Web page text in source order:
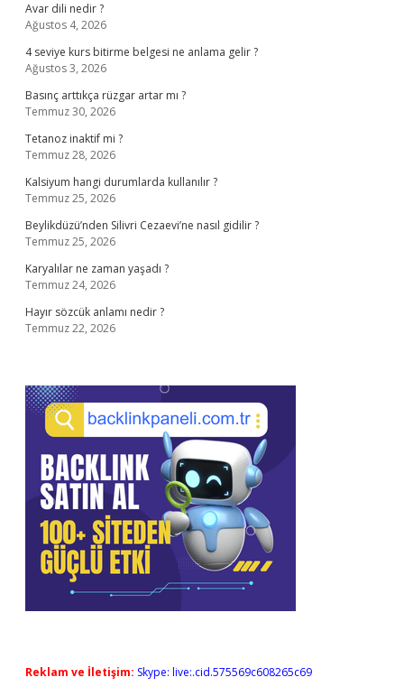
Avar dili nedir ?
Ağustos 4, 2026
4 seviye kurs bitirme belgesi ne anlama gelir ?
Ağustos 3, 2026
Basınç arttıkça rüzgar artar mı ?
Temmuz 30, 2026
Tetanoz inaktif mi ?
Temmuz 28, 2026
Kalsiyum hangi durumlarda kullanılır ?
Temmuz 25, 2026
Beylikdüzü’nden Silivri Cezaevi’ne nasıl gidilir ?
Temmuz 25, 2026
Karyalılar ne zaman yaşadı ?
Temmuz 24, 2026
Hayır sözcük anlamı nedir ?
Temmuz 22, 2026
Reklam ve İletişim: Skype: live:.cid.575569c608265c69